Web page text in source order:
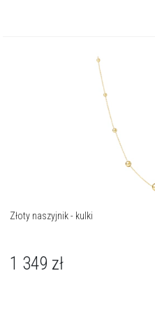
Złoty naszyjnik - kulki
1 349 zł